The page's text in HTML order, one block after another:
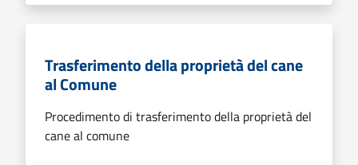
Trasferimento della proprietà del cane
al Comune
Procedimento di trasferimento della proprietà del
cane al comune